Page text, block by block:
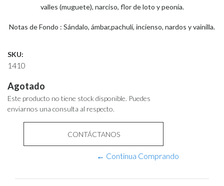
valles (muguete), narciso, flor de loto y peonía.
Notas de Fondo : Sándalo, ámbar,pachulí, incienso, nardos y vainilla.
SKU:
1410
Agotado
Este producto no tiene stock disponible. Puedes
enviarnos una consulta al respecto.
CONTÁCTANOS
← Continua Comprando